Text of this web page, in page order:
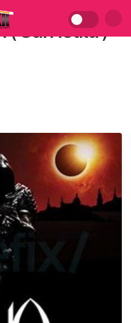
( Sarı İstila )